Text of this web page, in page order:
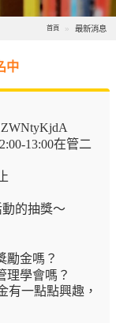
首頁 最新消息
中
13:00在管二
的抽獎～
勵金嗎？
理學會嗎？
有一點點興趣，